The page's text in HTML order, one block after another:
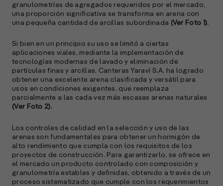
granulometrías de agregados requeridos por el mercado,
una proporción significativa se transforma en arena con
una pequeña cantidad de arcillas subordinada (Ver Foto 1).
Si bien en un principio su uso se limitó a ciertas
aplicaciones viales, mediante la implementación de
tecnologías modernas de lavado y eliminación de
partículas finas y arcillas, Canteras Yaraví S.A. ha logrado
obtener una excelente arena clasificada y versátil para
usos en condiciones exigentes, que reemplaza
parcialmente a las cada vez más escasas arenas naturales
(Ver Foto 2).
Los controles de calidad en la selección y uso de las
arenas son fundamentales para obtener un hormigón de
alto rendimiento que cumpla con los requisitos de los
proyectos de construcción. Para garantizarlo, se ofrece en
el mercado un producto controlado con composición y
granulometría estables y definidas, obtenido a través de un
proceso sistematizado que cumple con los requerimientos